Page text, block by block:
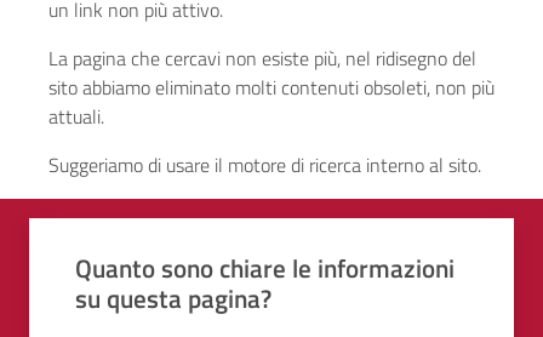
un link non più attivo.
La pagina che cercavi non esiste più, nel ridisegno del
sito abbiamo eliminato molti contenuti obsoleti, non più
attuali.
Suggeriamo di usare il motore di ricerca interno al sito.
Quanto sono chiare le informazioni
su questa pagina?
Grazie, il tuo parere ci aiuterà a
Quali sono stati gli aspetti che hai preferito?
1/2
Vuoi aggiungere altri dettagli?
2/2
Dettaglio
Avanti